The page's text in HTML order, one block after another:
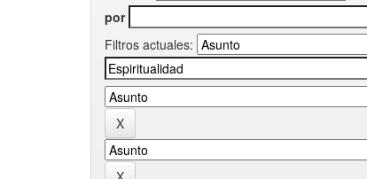
por
Filtros actuales: